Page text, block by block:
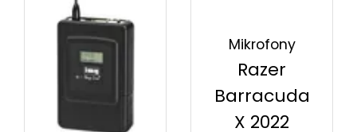
Mikrofony
Razer
Barracuda
X 2022